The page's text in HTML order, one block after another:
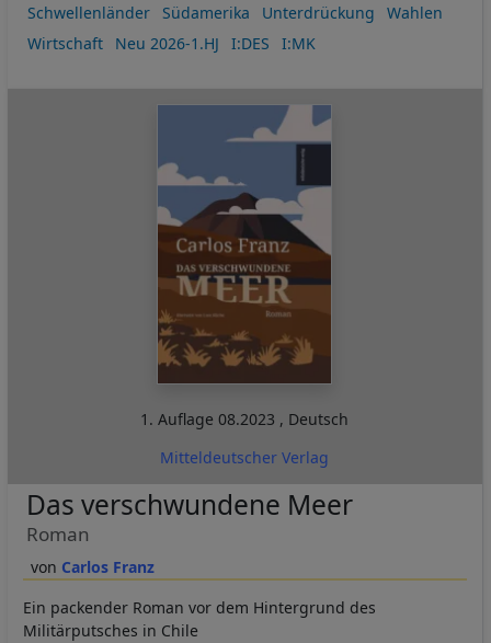
Schwellenländer
Südamerika Unterdrückung
Wahlen
Wirtschaft
Neu 2026-1.HJ I:DES I:MK
1. Auflage08.2023 , Deutsch
Mitteldeutscher Verlag
Carlos Franz
Das verschwundene Meer
Roman
Ein packender Roman vor dem Hintergrund des
Militärputsches in Chile